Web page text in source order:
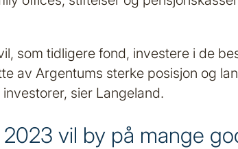
som tidligere fond, investere i de
av Argentums sterke posisjon og
sier Langeland.
2023 vil by på mange